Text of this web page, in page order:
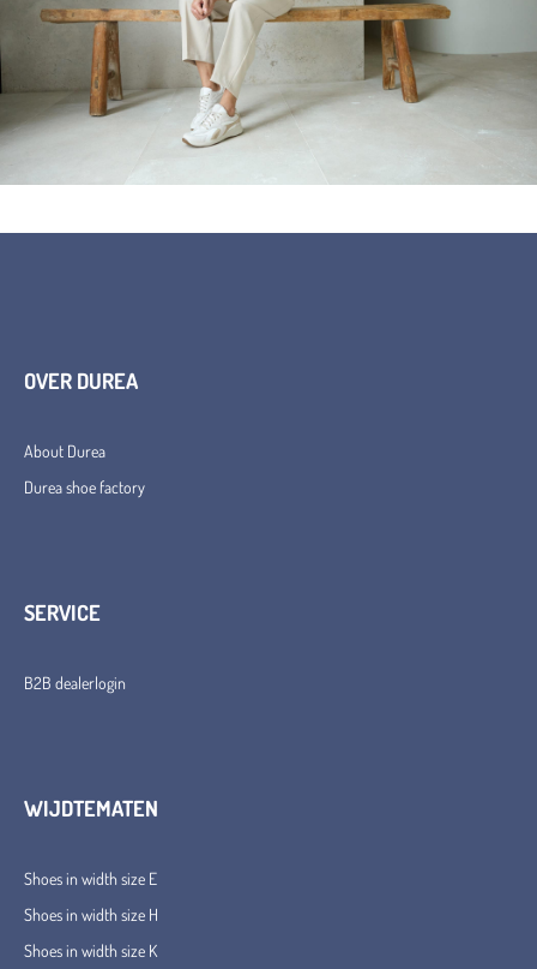
OVER DUREA
About Durea
Durea shoe factory
SERVICE
B2B dealerlogin
WIJDTEMATEN
Shoes in width size E
Shoes in width size H
Shoes in width size K